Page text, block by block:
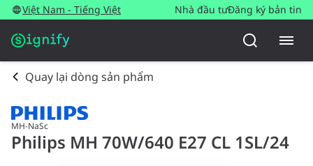
Việt Nam - Tiếng Việt Nhà đầu tưĐăng ký bản tin
Quay lại dòng sản phẩm
MH-NaSc
Philips MH 70W/640 E27 CL 1SL/24